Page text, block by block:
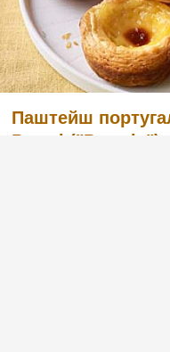
Паштейш
Pastel ("Pasteis")